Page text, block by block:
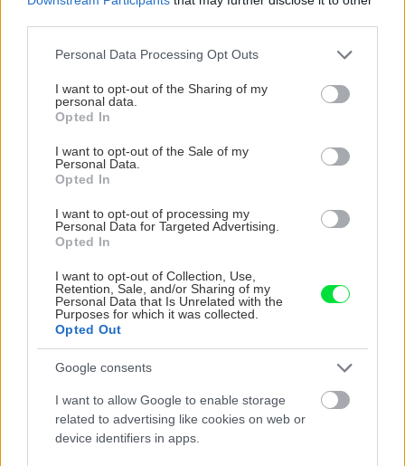
Please note that this website/app uses one or more Google
not limited to your visit or usage behaviour. You may click to
grant or deny consent to Google and its third-party tags to
use your data for below specified purposes in below Google
consent section.
Personal Data Processing Opt Outs
I want to opt-out of the Sharing of my
personal data.
Opted In
I want to opt-out of the Sale of my
Personal Data.
Opted In
I want to opt-out of processing my
Personal Data for Targeted Advertising.
Opted In
I want to opt-out of Collection, Use,
Retention, Sale, and/or Sharing of my
Personal Data that Is Unrelated with the
Purposes for which it was collected.
Opted Out
Google consents
I want to allow Google to enable storage
related to advertising like cookies on web or
device identifiers in apps.
Okrasná záhrada
Aké rastliny v záhrade
krtkov a hlodavce
Môj dom
mušiek, zlikviduje zápach,
osvieži domácnosť. 10
praktických tipov, ako si
octom
záhrade púpava? 6
spôsobov, ako sa jej
zbavíte aj bez chémie